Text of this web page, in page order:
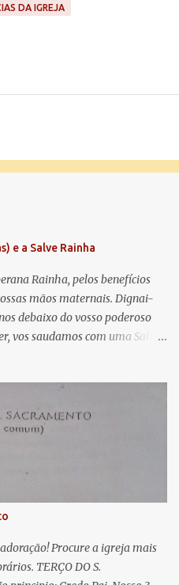
DA IGREJA
e a Salve Rainha
Rainha, pelos benefícios
mãos maternais. Dignai-
debaixo do vosso poderoso
vos saudamos com uma Salve
estes vossos olhos
deste desterro, mostrai-nos
ó clemente, ó piedosa, ó
por nós Santa Mãe de Deus.
de Cristo. Amém.
Procure a igreja mais
TERÇO DO S.